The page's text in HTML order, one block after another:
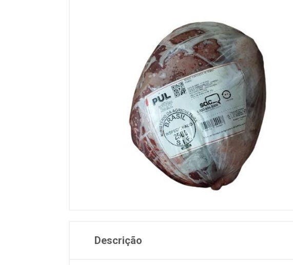
Descrição